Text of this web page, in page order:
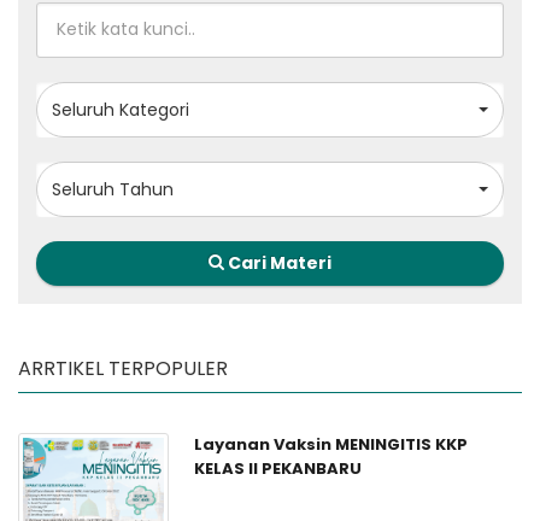
Seluruh Kategori
Seluruh Tahun
Cari Materi
ARRTIKEL TERPOPULER
Layanan Vaksin MENINGITIS KKP
KELAS II PEKANBARU